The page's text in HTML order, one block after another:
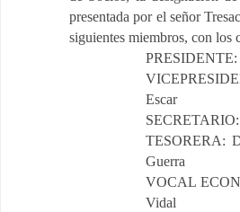
presentada por el señor
siguientes miembros, con los
PRESIDENTE:
Escar
TESORERA:
Guerra
VOCAL
Vidal